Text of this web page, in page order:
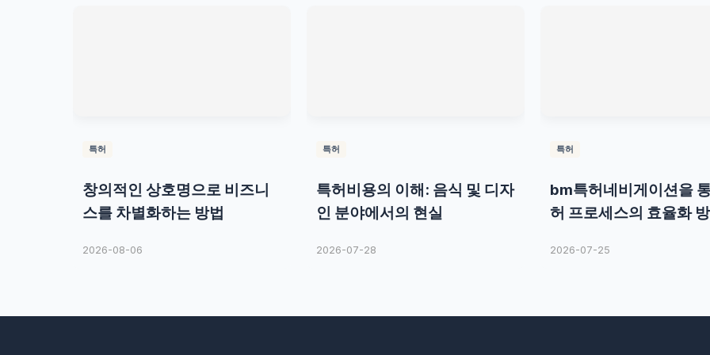
특허
창의적인 상호명으로 비즈니
스를 차별화하는 방법
2026-08-06
특허
특허비용의 이해: 음식 및 디자
인 분야에서의 현실
2026-07-28
특허
bm특허네비게이션을
허 프로세스의 효율화
2026-07-25